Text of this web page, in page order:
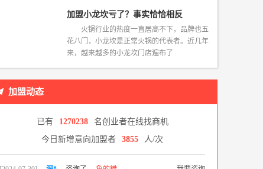
加盟小龙坎亏了？事实恰恰相反
火锅行业的热度一直居高不下，品牌也五
花八门，小龙坎是正常火锅的代表者。近几年
来，越来越多的小龙坎门店遍布了
加盟动态
已有 1270238
名创业者在线找商机
今日新增意向加盟者
3855 人/次